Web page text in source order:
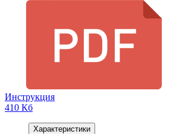
Инструкция
410 Кб
Характеристики